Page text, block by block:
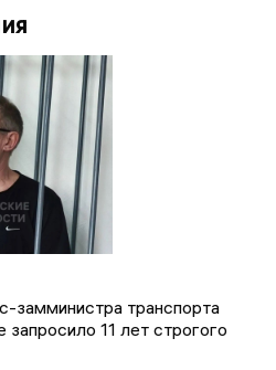
замминистра транспорта
запросило 11 лет строгого